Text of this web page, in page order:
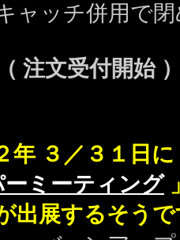
ャッチ併用で
注文受付開始
年 ３／３１日
ミーティング
出展するそう